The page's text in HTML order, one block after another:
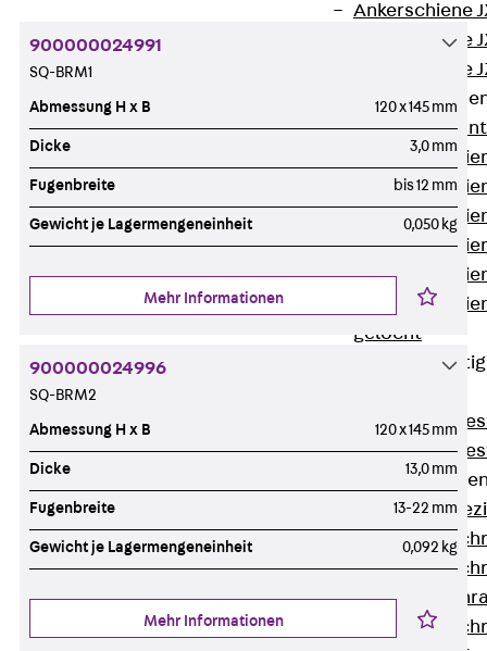
Ankerschiene
Ankerschiene
Ankerschiene
Zurück
gelocht
Zurück
900000024991
SQ-BRM1
Abmessung H x B 120 x 145 mm
Dicke 3,0 mm
Fugenbreite bis 12 mm
Gewicht je Lagermengeneinheit 0,050 kg
Mehr Informationen
900000024996
SQ-BRM2
Abmessung H x B 120 x 145 mm
Dicke 13,0 mm
Fugenbreite 13-22 mm
Gewicht je Lagermengeneinheit 0,092 kg
Mehr Informationen